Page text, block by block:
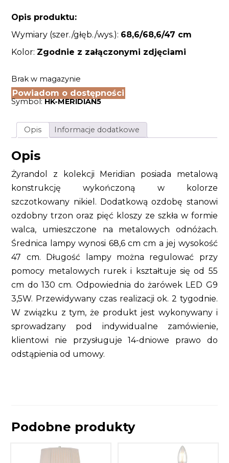
Opis produktu:
Wymiary (szer./głęb./wys.): 68,6/68,6/47 cm
Kolor: Zgodnie z załączonymi zdjęciami
Brak w magazynie
Powiadom o dostępności
Symbol:HK-MERIDIAN5
Opis Informacje dodatkowe
Opis
Żyrandol z kolekcji Meridian posiada metalową
konstrukcję wykończoną w kolorze
szczotkowany nikiel. Dodatkową ozdobę stanowi
ozdobny trzon oraz pięć kloszy ze szkła w formie
walca, umieszczone na metalowych odnóżach.
Średnica lampy wynosi 68,6 cm cm a jej wysokość
47 cm. Długość lampy można regulować przy
pomocy metalowych rurek i kształtuje się od 55
cm do 130 cm. Odpowiednia do żarówek LED G9
3,5W. Przewidywany czas realizacji ok. 2 tygodnie.
W związku z tym, że produkt jest wykonywany i
sprowadzany pod indywidualne zamówienie,
klientowi nie przysługuje 14-dniowe prawo do
odstąpienia od umowy.
Podobne produkty